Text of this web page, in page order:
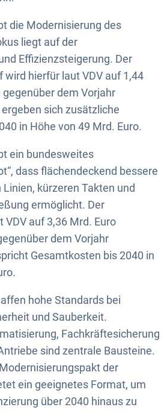
die Modernisierung des
liegt auf der
Effizienzsteigerung. Der
wird hierfür laut VDV auf 1,44
dem Vorjahr
sich zusätzliche
in Höhe von 49 Mrd. Euro.
ein bundesweites
dass flächendeckend bessere
kürzeren Takten und
ermöglicht. Der
auf 3,36 Mrd. Euro
dem Vorjahr
Gesamtkosten bis 2040 in
hohe Standards bei
und Sauberkeit.
Fachkräftesicherung
sind zentrale Bausteine.
der
ein geeignetes Format, um
über 2040 hinaus zu